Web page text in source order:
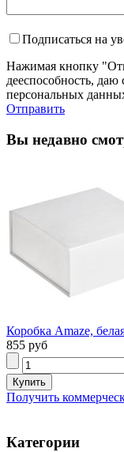
Подписаться на
Нажимая кнопку
дееспособность, даю
персональных
Отправить
Вы недавно
Коробка Amaze,
855 руб
Получить
Категории